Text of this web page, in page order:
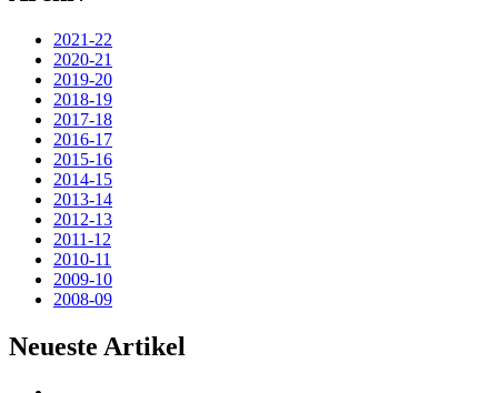
2021-22
2020-21
2019-20
2018-19
2017-18
2016-17
2015-16
2014-15
2013-14
2012-13
2011-12
2010-11
2009-10
2008-09
Neueste Artikel